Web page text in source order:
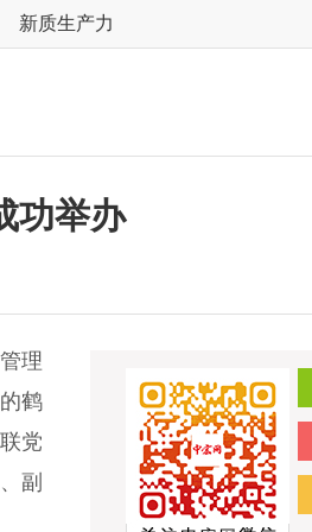
新质生产力
功举办
理
鹤
党
副